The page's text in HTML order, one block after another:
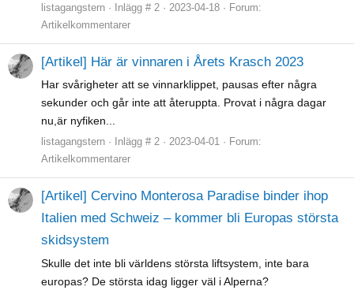
listagangstern Inlägg # 2 2023-04-18
Forum:
Artikelkommentarer
[Artikel] Här är vinnaren i Årets Krasch 2023
Har svårigheter att se vinnarklippet, pausas efter några
sekunder och går inte att återuppta. Provat i några dagar
nu,är nyfiken...
listagangstern Inlägg # 2 2023-04-01
Forum:
Artikelkommentarer
[Artikel] Cervino Monterosa Paradise binder ihop
Italien med Schweiz – kommer bli Europas största
skidsystem
Skulle det inte bli världens största liftsystem, inte bara
europas? De största idag ligger väl i Alperna?